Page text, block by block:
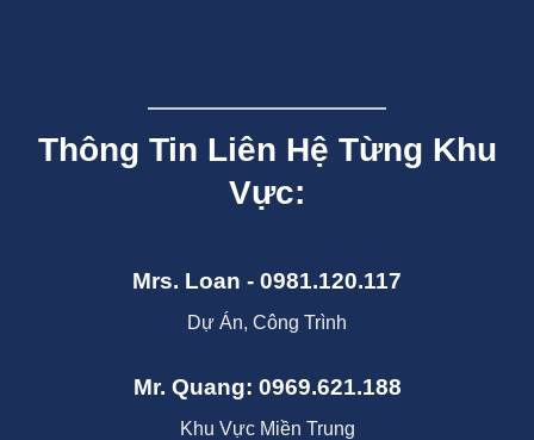
Thông Tin Liên Hệ Từng Khu
Vực:
Mrs. Loan - 0981.120.117
Dự Án, Công Trình
Mr. Quang: 0969.621.188
Khu Vực Miền Trung